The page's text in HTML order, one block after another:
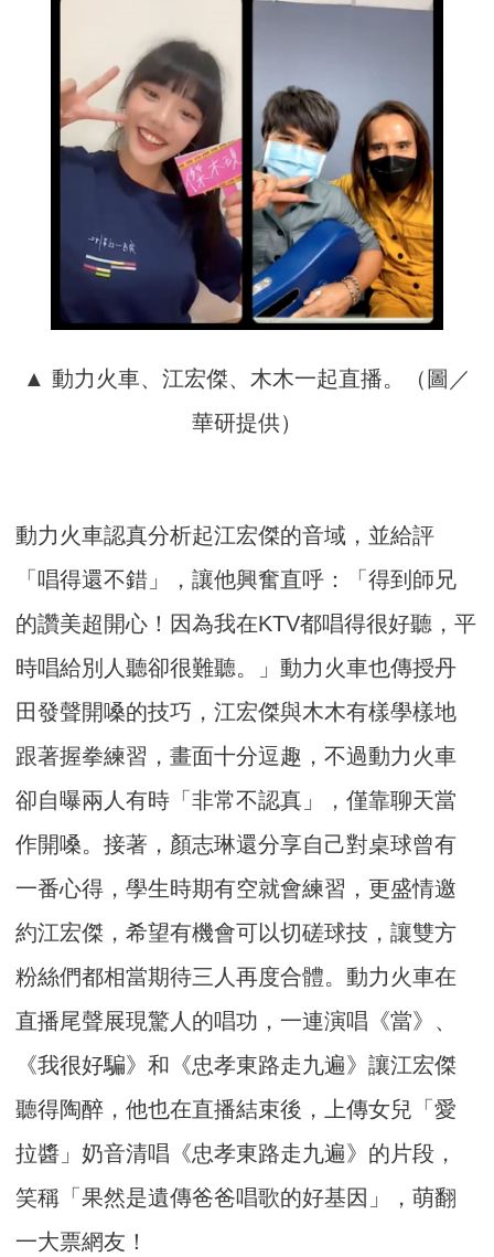
▲ 動力火車、江宏傑、木木一起直播。（圖／
華研提供）
動力火車認真分析起江宏傑的音域，並給評
「唱得還不錯」，讓他興奮直呼：「得到師兄
的讚美超開心！ 因為我在KTV都唱得很好聽，平
時唱給別人聽卻很難聽。」動力火車也傳授丹
田發聲開嗓的技巧，江宏傑與木木有樣學樣地
跟著握拳練習，畫面十分逗趣，不過動力火車
卻自曝兩人有時「非常不認真」，僅靠聊天當
作開嗓。接著，顏志琳還分享自己對桌球曾有
一番心得，學生時期有空就會練習，更盛情邀
約江宏傑，希望有機會可以切磋球技，讓雙方
粉絲們都相當期待三人再度合體。動力火車在
直播尾聲展現驚人的唱功，一連演唱《當》、
《我很好騙》和《忠孝東路走九遍》讓江宏傑
聽得陶醉，他也在直播結束後，上傳女兒「愛
拉醬」奶音清唱《忠孝東路走九遍》的片段，
笑稱「果然是遺傳爸爸唱歌的好基因」，萌翻
一大票網友！